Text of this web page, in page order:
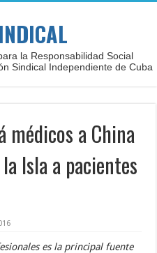
la Responsabilidad Social
Sindical Independiente de Cuba
médicos a China
Isla a pacientes
es la principal fuente